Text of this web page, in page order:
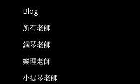
Blog
所有老師
鋼琴老師
樂理老師
小提琴老師